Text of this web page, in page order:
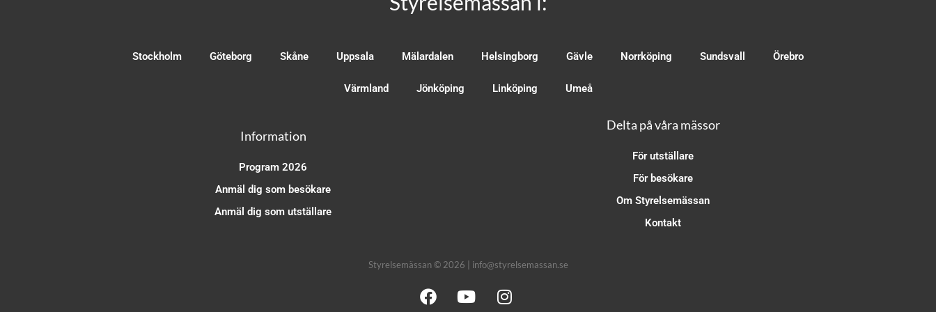
Stockholm Göteborg Skåne Uppsala Mälardalen Helsingborg Gävle Norrköping Sundsvall Örebro
Värmland Jönköping Linköping Umeå
Information
Program 2026
Anmäl dig som besökare
Anmäl dig som utställare
Delta på våra mässor
För utställare
För besökare
Om Styrelsemässan
Kontakt
Styrelsemässan © 2026 | info@styrelsemassan.se